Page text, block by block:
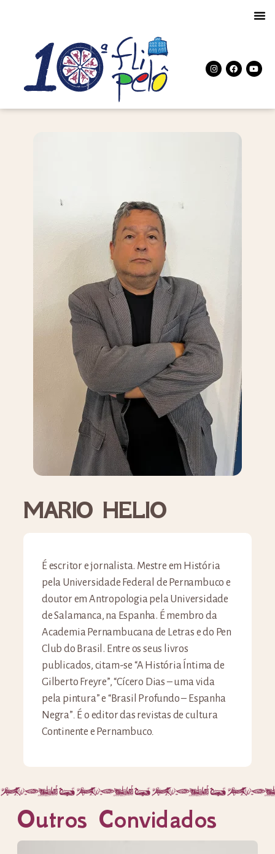
MARIO HELIO
É escritor e jornalista. Mestre em História
pela Universidade Federal de Pernambuco e
doutor em Antropologia pela Universidade
de Salamanca, na Espanha. É membro da
Academia Pernambucana de Letras e do Pen
Club do Brasil. Entre os seus livros
publicados, citam-se “A História Íntima de
Gilberto Freyre”, “Cícero Dias – uma vida
pela pintura” e “Brasil Profundo – Espanha
Negra”. É o editor das revistas de cultura
Continente e Pernambuco.
Outros Convidados